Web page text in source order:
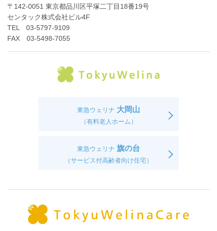
〒142-0051 東京都品川区平塚二丁目18番19号
センタック株式会社ビル4F
TEL 03-5797-9109
FAX 03-5498-7055
東急ウェリナ 大岡山
（有料老人ホーム）
東急ウェリナ 旗の台
（サービス付高齢者向け住宅）